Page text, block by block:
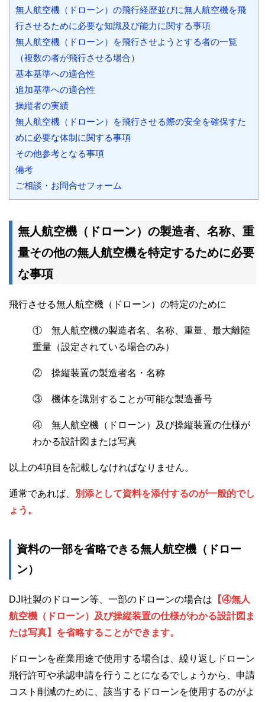
無人航空機（ドローン）の飛行経歴並びに無人航空機を飛
行させるために必要な知識及び能力に関する事項
無人航空機（ドローン）を飛行させようとする者の一覧
（複数の者が飛行させる場合）
基本基準への適合性
追加基準への適合性
操縦者の実績
無人航空機（ドローン）を飛行させる際の安全を確保すた
めに必要な体制に関する事項
その他参考となる事項
備考
ご相談・お問合せフォーム
無人航空機（ドローン）の製造者、名称、重
量その他の無人航空機を特定するために必要
な事項
飛行させる無人航空機（ドローン）の特定のために
① 無人航空機の製造者名、名称、重量、最大離陸
重量（設定されている場合のみ）
② 操縦装置の製造者名・名称
③ 機体を識別することが可能な製造番号
④ 無人航空機（ドローン）及び操縦装置の仕様が
わかる設計図または写真
以上の4項目を記載しなければなりません。
通常であれば、
別添として資料を添付するのが一般的でし
ょう。
資料の一部を省略できる無人航空機（ドロー
ン）
DJI社製のドローン等、一部のドローンの場合は 【④無人
航空機（ドローン）及び操縦装置の仕様がわかる設計図ま
たは写真】を省略することができます。
ドローンを産業用途で使用する場合は、繰り返しドローン
飛行許可や承認申請を行うことになるでしょうから、申請
コスト削減のために、該当するドローンを使用するのがよ